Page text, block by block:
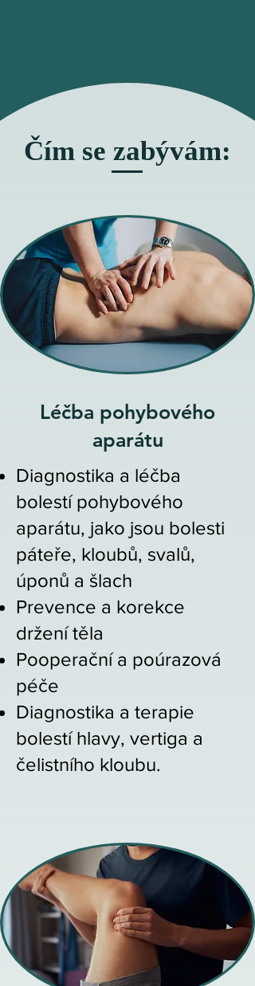
Čím se zabývám:
Léčba pohybového
aparátu
Diagnostika a léčba
bolestí pohybového
aparátu, jako jsou bolesti
páteře, kloubů, svalů,
úponů a šlach
Prevence a korekce
držení těla
Pooperační a poúrazová
péče​
Diagnostika a terapie
bolestí hlavy, vertiga a
čelistního kloubu.